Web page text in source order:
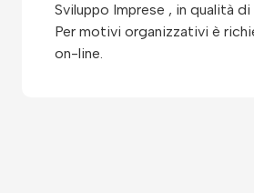
Sviluppo Imprese , in qualità
Per motivi organizzativi è
on-line.